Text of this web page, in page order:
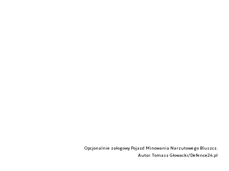
Opcjonalnie załogowy Pojazd Minowania Narzutowego Bluszcz.
Autor. Tomasz Głowacki/Defence24.pl